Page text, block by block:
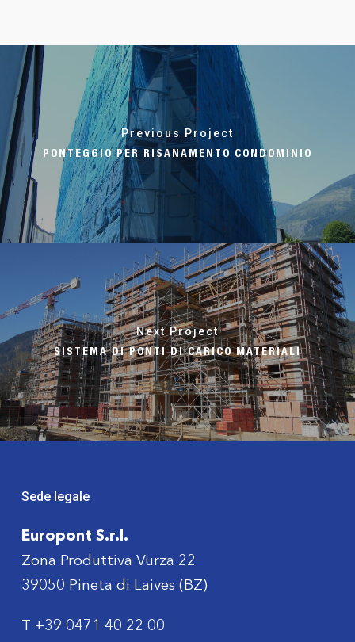
Previous Project
PONTEGGIO PER RISANAMENTO CONDOMINIO
Next Project
SISTEMA DI PONTI DI CARICO MATERIALI
Sede legale
Europont S.r.l.
Zona Produttiva Vurza 22
39050 Pineta di Laives (BZ)
+39 0471 40 22 00